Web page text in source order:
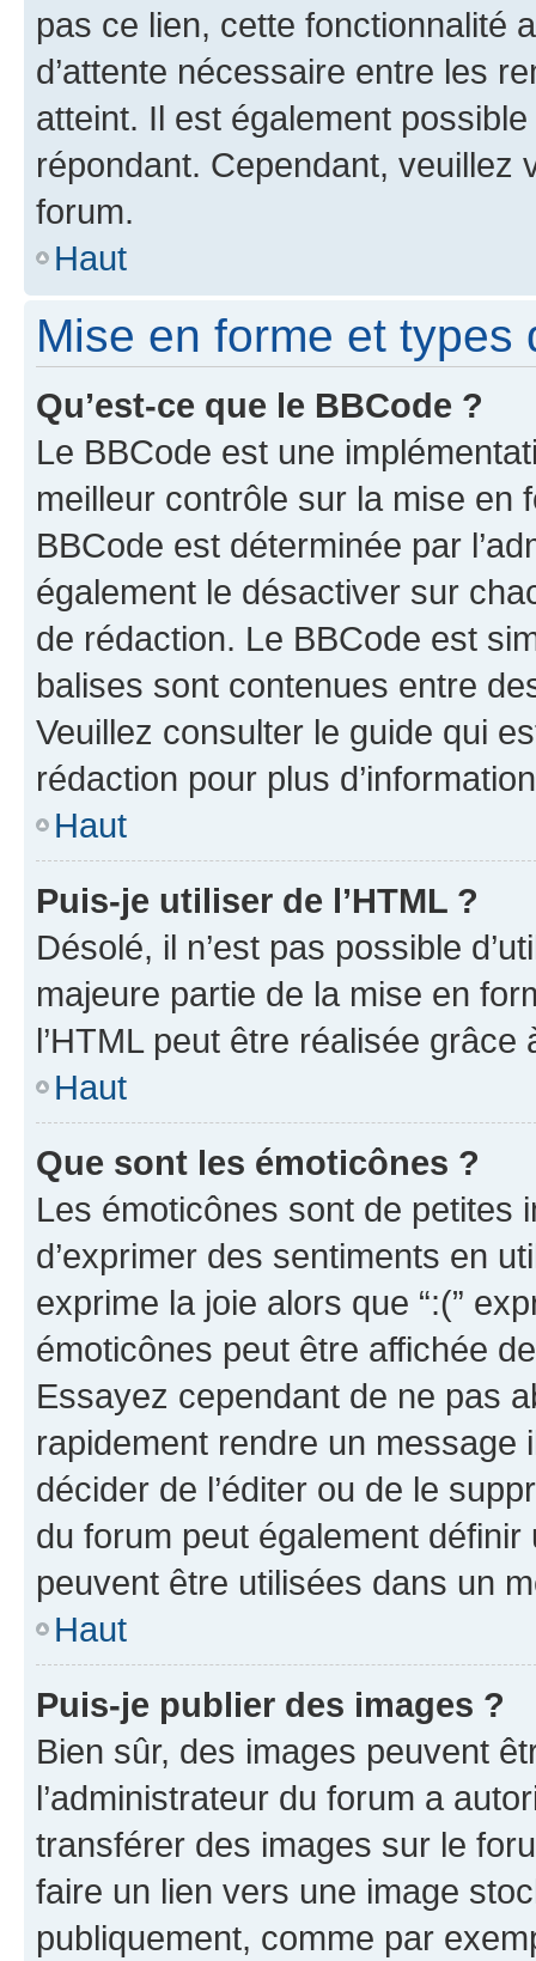
pas ce lien, cette fonctionnalité
d’attente nécessaire entre les
atteint. Il est également
répondant. Cependant,
forum.
Haut
Mise en forme et types
Qu’est-ce que le BBCode ?
Le BBCode est une
meilleur contrôle sur la mise en
BBCode est déterminée par
également le désactiver sur
de rédaction. Le BBCode est
balises sont contenues entre
Veuillez consulter le guide qui
rédaction pour plus
Haut
Puis-je utiliser de l’HTML ?
Désolé, il n’est pas possible
majeure partie de la mise en
l’HTML peut être réalisée grâce
Haut
Que sont les émoticônes ?
Les émoticônes sont de petites
d’exprimer des sentiments en
exprime la joie alors que “:(”
émoticônes peut être affichée
Essayez cependant de ne pas
rapidement rendre un message
décider de l’éditer ou de le
du forum peut également définir
peuvent être utilisées dans un
Haut
Puis-je publier des images ?
Bien sûr, des images peuvent
l’administrateur du forum a
transférer des images sur le
faire un lien vers une image
publiquement, comme par